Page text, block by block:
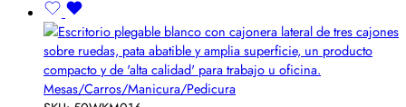
Mesas/Carros/Manicura/Pedicura